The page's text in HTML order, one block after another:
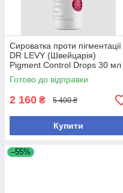
Сироватка проти пігментації
DR LEVY (Швейцарія)
Pigment Control Drops 30 мл
(без коробки, з набору)
Готово до відправки
2 160 ₴ 5 400 ₴
Купити
–55%